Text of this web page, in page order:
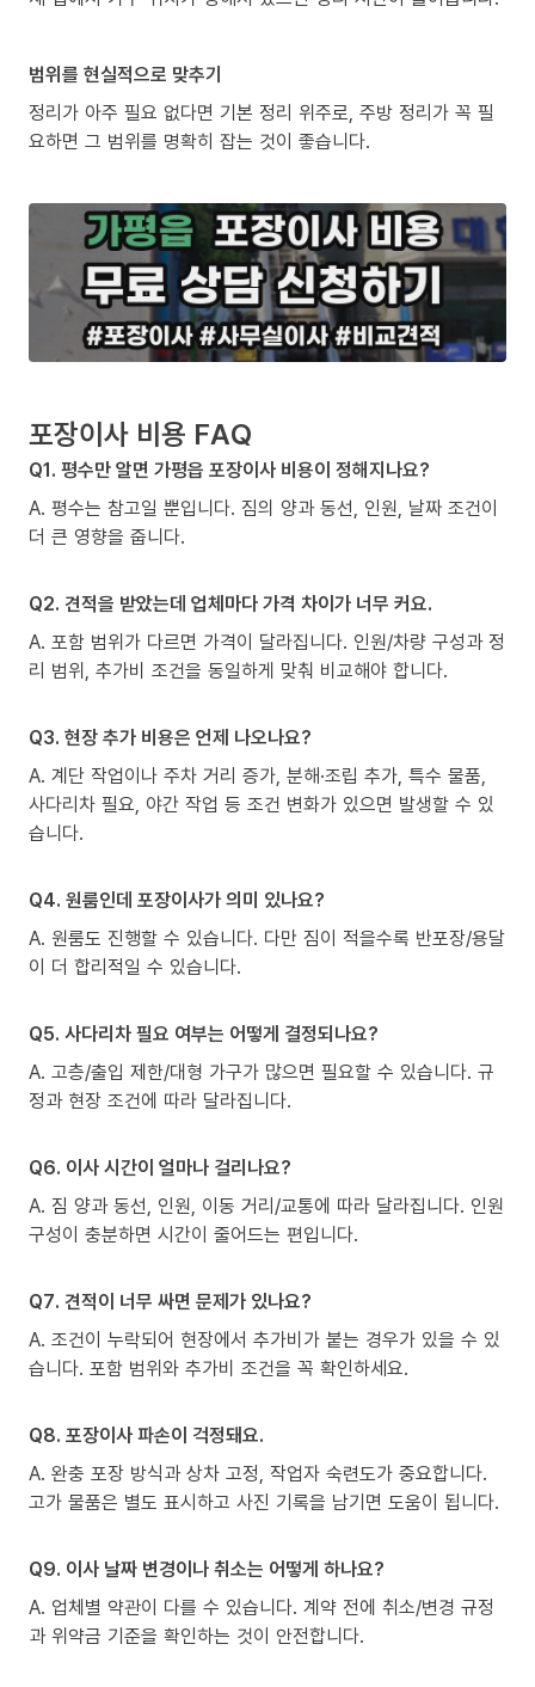
범위를 현실적으로 맞추기
정리가 아주 필요 없다면 기본 정리 위주로, 주방 정리가 꼭 필
요하면 그 범위를 명확히 잡는 것이 좋습니다.
포장이사 비용 FAQ
Q1. 평수만 알면 가평읍 포장이사 비용이 정해지나요?
A. 평수는 참고일 뿐입니다. 짐의 양과 동선, 인원, 날짜 조건이
더 큰 영향을 줍니다.
Q2. 견적을 받았는데 업체마다 가격 차이가 너무 커요.
A. 포함 범위가 다르면 가격이 달라집니다. 인원/차량 구성과 정
리 범위, 추가비 조건을 동일하게 맞춰 비교해야 합니다.
Q3. 현장 추가 비용은 언제 나오나요?
A. 계단 작업이나 주차 거리 증가, 분해·조립 추가, 특수 물품,
사다리차 필요, 야간 작업 등 조건 변화가 있으면 발생할 수 있
습니다.
Q4. 원룸인데 포장이사가 의미 있나요?
A. 원룸도 진행할 수 있습니다. 다만 짐이 적을수록 반포장/용달
이 더 합리적일 수 있습니다.
Q5. 사다리차 필요 여부는 어떻게 결정되나요?
A. 고층/출입 제한/대형 가구가 많으면 필요할 수 있습니다. 규
정과 현장 조건에 따라 달라집니다.
Q6. 이사 시간이 얼마나 걸리나요?
A. 짐 양과 동선, 인원, 이동 거리/교통에 따라 달라집니다. 인원
구성이 충분하면 시간이 줄어드는 편입니다.
Q7. 견적이 너무 싸면 문제가 있나요?
A. 조건이 누락되어 현장에서 추가비가 붙는 경우가 있을 수 있
습니다. 포함 범위와 추가비 조건을 꼭 확인하세요.
Q8. 포장이사 파손이 걱정돼요.
A. 완충 포장 방식과 상차 고정, 작업자 숙련도가 중요합니다.
고가 물품은 별도 표시하고 사진 기록을 남기면 도움이 됩니다.
Q9. 이사 날짜 변경이나 취소는 어떻게 하나요?
A. 업체별 약관이 다를 수 있습니다. 계약 전에 취소/변경 규정
과 위약금 기준을 확인하는 것이 안전합니다.